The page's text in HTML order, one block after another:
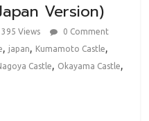
Version)
Views
0 Comment
, japan, Kumamoto Castle,
Castle, Okayama Castle,